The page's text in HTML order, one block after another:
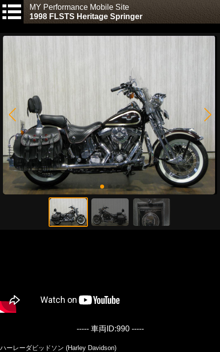
MY Performance Mobile Site
1998 FLSTS Heritage Springer
----- 車両ID:990 -----
ハーレーダビッドソン (Harley Davidson)